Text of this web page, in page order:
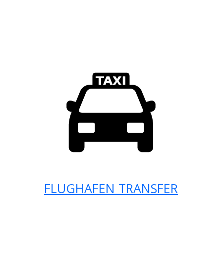
FLUGHAFEN TRANSFER